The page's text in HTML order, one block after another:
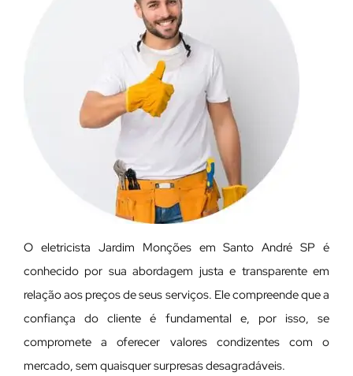
O eletricista Jardim Monções em Santo André SP é
conhecido por sua abordagem justa e transparente em
relação aos preços de seus serviços. Ele compreende que a
confiança do cliente é fundamental e, por isso, se
compromete a oferecer valores condizentes com o
mercado, sem quaisquer surpresas desagradáveis.